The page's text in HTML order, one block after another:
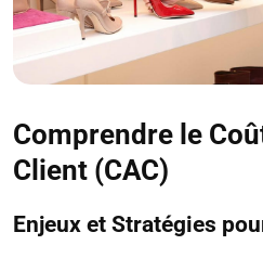
Comprendre le
Client (CAC)
Enjeux et Stratégies